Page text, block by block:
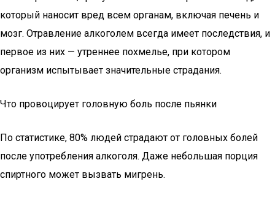
который наносит вред всем органам, включая печень и
мозг. Отравление алкоголем всегда имеет последствия, и
первое из них — утреннее похмелье, при котором
организм испытывает значительные страдания.
Что провоцирует головную боль после пьянки
По статистике, 80% людей страдают от головных болей
после употребления алкоголя. Даже небольшая порция
спиртного может вызвать мигрень.